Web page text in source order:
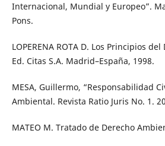
Internacional, Mundial y Europeo”.
Pons.
LOPERENA ROTA D. Los Principios
Ed. Citas S.A. Madrid–España, 1998.
MESA, Guillermo, “Responsabilidad
Ambiental. Revista Ratio Juris No. 1.
MATEO M. Tratado de Derecho